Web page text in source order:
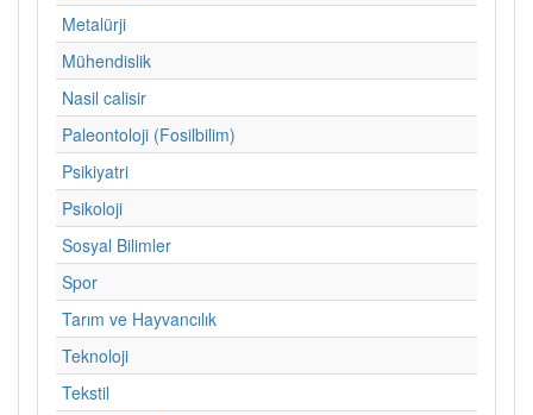
Metalürji
Mühendislik
Nasil calisir
Paleontoloji (Fosilbilim)
Psikiyatri
Psikoloji
Sosyal Bilimler
Spor
Tarım ve Hayvancılık
Teknoloji
Tekstil